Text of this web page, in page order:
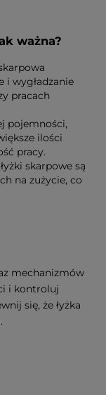
ważna?
i wygładzanie
pracach
pojemności,
ilości
pracy.
skarpowe są
na zużycie, co
mechanizmów
i kontroluj
się, że łyżka